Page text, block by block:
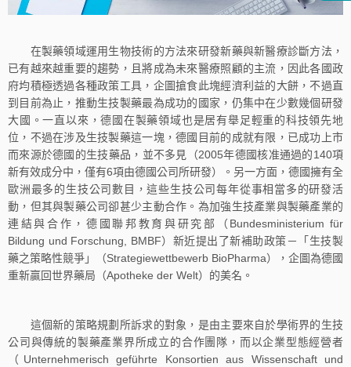
在製藥領域運用生物技術的方法來研發新藥與新醫療診斷方法，
已有越來越重要的趨勢，且將成為未來醫療照顧的主流，因此各國政
府均積極透過各種政策工具，企圖搶食此塊經濟利益的大餅，不過直
到目前為止，推動生技製藥最為成功的國家，仍集中在少數幾個研發
大國。一直以來，德國在製藥領域也是居有舉足輕重的科技領先地
位，不過在涉及生技製藥這一塊，德國目前的成就有限，已成功上市
而來源於德國的生技藥品，並不多見（2005年德國核准通過的140項
新有效成分中，僅有6項由德國公司所研發）。另一方面，德國擁有全
歐洲最多的生技公司數目，這些生技公司每年從事相當多的研發活
動，但其與製藥公司卻甚少主動合作。為加強生技產業與製藥產業的
連結與合作，德國聯邦教育與研究部（Bundesministerium für
Bildung und Forschung, BMBF）新近提出了新補助政策－「生技製
藥之策略性競爭」（Strategiewettbewerb BioPharma），企圖為德國
重新贏回世界藥局（Apotheke der Welt）的美名。
這個新的策略規劃所訴求的對象，是由主要來自於學術界的生技
公司與傳統的製藥產業界所成立的合作團隊，而以企業型態經營者
（Unternehmerisch geführte Konsortien aus Wissenschaft und